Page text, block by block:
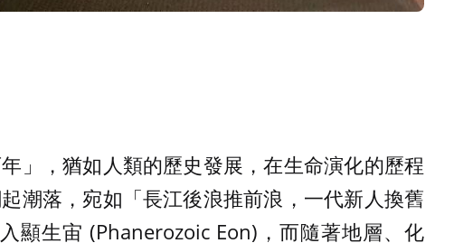
」，猶如人類的歷史發展，在生命演化的歷程
潮落，宛如「長江後浪推前浪，一代新人換舊
顯生宙 (Phanerozoic Eon)，而隨著地層、化